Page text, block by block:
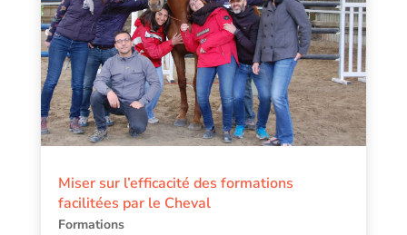
Miser sur l’efficacité des formations
facilitées par le Cheval
Formations